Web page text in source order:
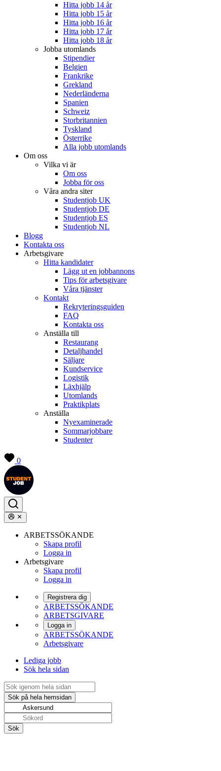
Hitta jobb 14 år
Hitta jobb 15 år
Hitta jobb 16 år
Hitta jobb 17 år
Hitta jobb 18 år
Jobba utomlands
Stipendier
Belgien
Frankrike
Grekland
Nederländerna
Spanien
Schweiz
Storbritannien
Tyskland
Österrike
Alla jobb utomlands
Om oss
Vilka vi är
Om oss
Jobba för oss
Våra andra siter
Studentjob UK
Studentjob DE
Studentjob ES
Studentjob NL
Blogg
Kontakta oss
Arbetsgivare
Hitta kandidater
Lägg ut en jobbannons
Tips för arbetsgivare
Våra tjänster
Kontakt
Rekryteringsguiden
FAQ
Kontakta oss
Anställa till
Restaurang
Detaljhandel
Säljare
Kundservice
Logistik
Läxhjälp
Utomlands
Praktikplats
Anställa
Nyexaminerade
Sommarjobbare
Studenter
0
ARBETSSÖKANDE
Skapa profil
Logga in
Arbetsgivare
Skapa profil
Logga in
Registrera dig
ARBETSSÖKANDE
ARBETSGIVARE
Logga in
ARBETSSÖKANDE
Arbetsgivare
Lediga jobb
Sök hela sidan